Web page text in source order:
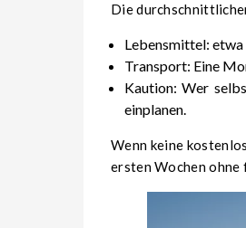
Die
Lebensmittel:
Transport: Eine
Kaution: Wer
einplanen.
Wenn keine
ersten Wochen ohne